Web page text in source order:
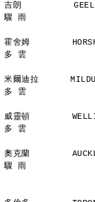
吉朗
驟 雨
霍舍姆
多 雲
米爾迪拉
多 雲
威靈頓
多 雲
奧克蘭
驟 雨